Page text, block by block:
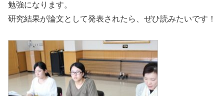
勉強になります。
研究結果が論文として発表されたら、ぜひ読みたいです！